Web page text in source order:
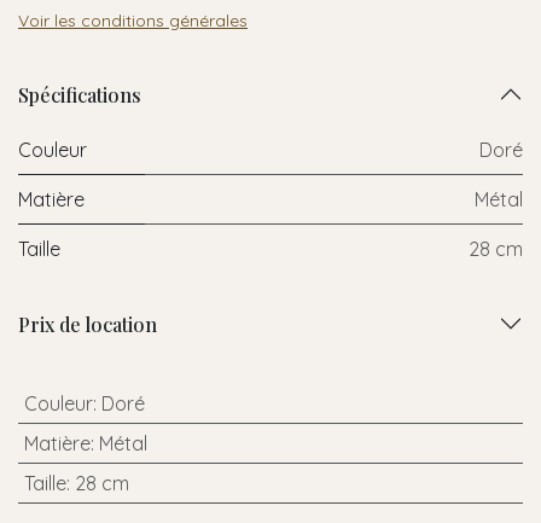
Voir les conditions générales
Spécifications
Couleur Doré
Matière Métal
Taille 28 cm
Prix de location
Couleur: Doré
Matière: Métal
Taille: 28 cm